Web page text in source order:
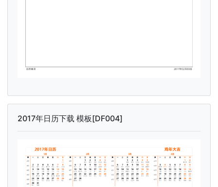
2017年日历下载 模板[DF004]